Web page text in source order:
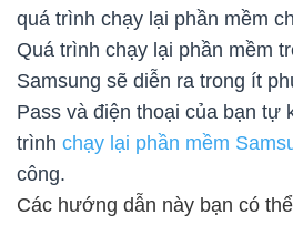
quá trình chạy lại phần mềm
Quá trình chạy lại phần mềm
Samsung sẽ diễn ra trong ít
Pass và điện thoại của bạn tự
trình chạy lại phần mềm
công.
Các hướng dẫn này bạn có